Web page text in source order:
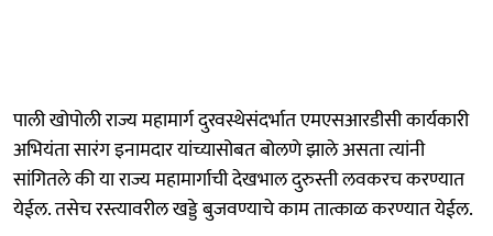
पाली खोपोली राज्य महामार्ग दुरवस्थेसंदर्भात एमएसआरडीसी कार्यकारी
अभियंता सारंग इनामदार यांच्यासोबत बोलणे झाले असता त्यांनी
सांगितले की या राज्य महामार्गाची देखभाल दुरुस्ती लवकरच करण्यात
येईल. तसेच रस्त्यावरील खड्डे बुजवण्याचे काम तात्काळ करण्यात येईल.